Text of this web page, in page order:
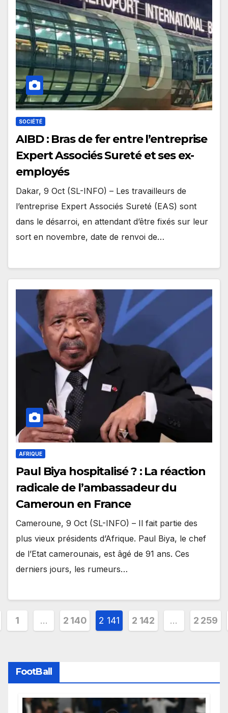
SOCIÉTÉ
AIBD : Bras de fer entre l’entreprise
Expert Associés Sureté et ses ex-
employés
Dakar, 9 Oct (SL-INFO) – Les travailleurs de
l’entreprise Expert Associés Sureté (EAS) sont
dans le désarroi, en attendant d’être fixés sur leur
sort en novembre, date de renvoi de…
AFRIQUE
Paul Biya hospitalisé ? : La réaction
radicale de l’ambassadeur du
Cameroun en France
Cameroune, 9 Oct (SL-INFO) – Il fait partie des
plus vieux présidents d’Afrique. Paul Biya, le chef
de l’Etat camerounais, est âgé de 91 ans. Ces
derniers jours, les rumeurs…
1 … 2 140 2 141 2 142 … 2 259
FootBall